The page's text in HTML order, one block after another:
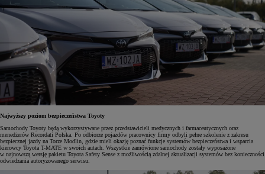
Najwyższy poziom bezpieczeństwa Toyoty
Samochody Toyoty będą wykorzystywane przez przedstawicieli medycznych i farmaceutycznych oraz
menedżerów Recordati Polska. Po odbiorze pojazdów pracownicy firmy odbyli pełne szkolenie z zakresu
bezpiecznej jazdy na Torze Modlin, gdzie mieli okazję poznać funkcje systemów bezpieczeństwa i wsparcia
kierowcy Toyota T-MATE w swoich autach. Wszystkie zamówione samochody zostały wyposażone
w najnowszą wersję pakietu Toyota Safety Sense z możliwością zdalnej aktualizacji systemów bez konieczności
odwiedzania autoryzowanego serwisu.